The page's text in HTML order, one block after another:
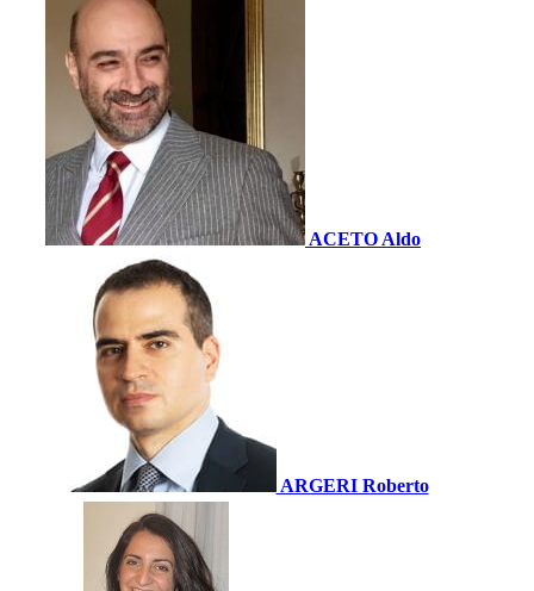
ACETO Aldo
ARGERI Roberto